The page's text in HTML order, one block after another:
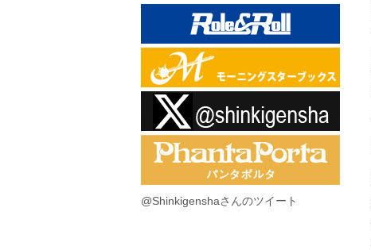
@Shinkigenshaさんのツイート